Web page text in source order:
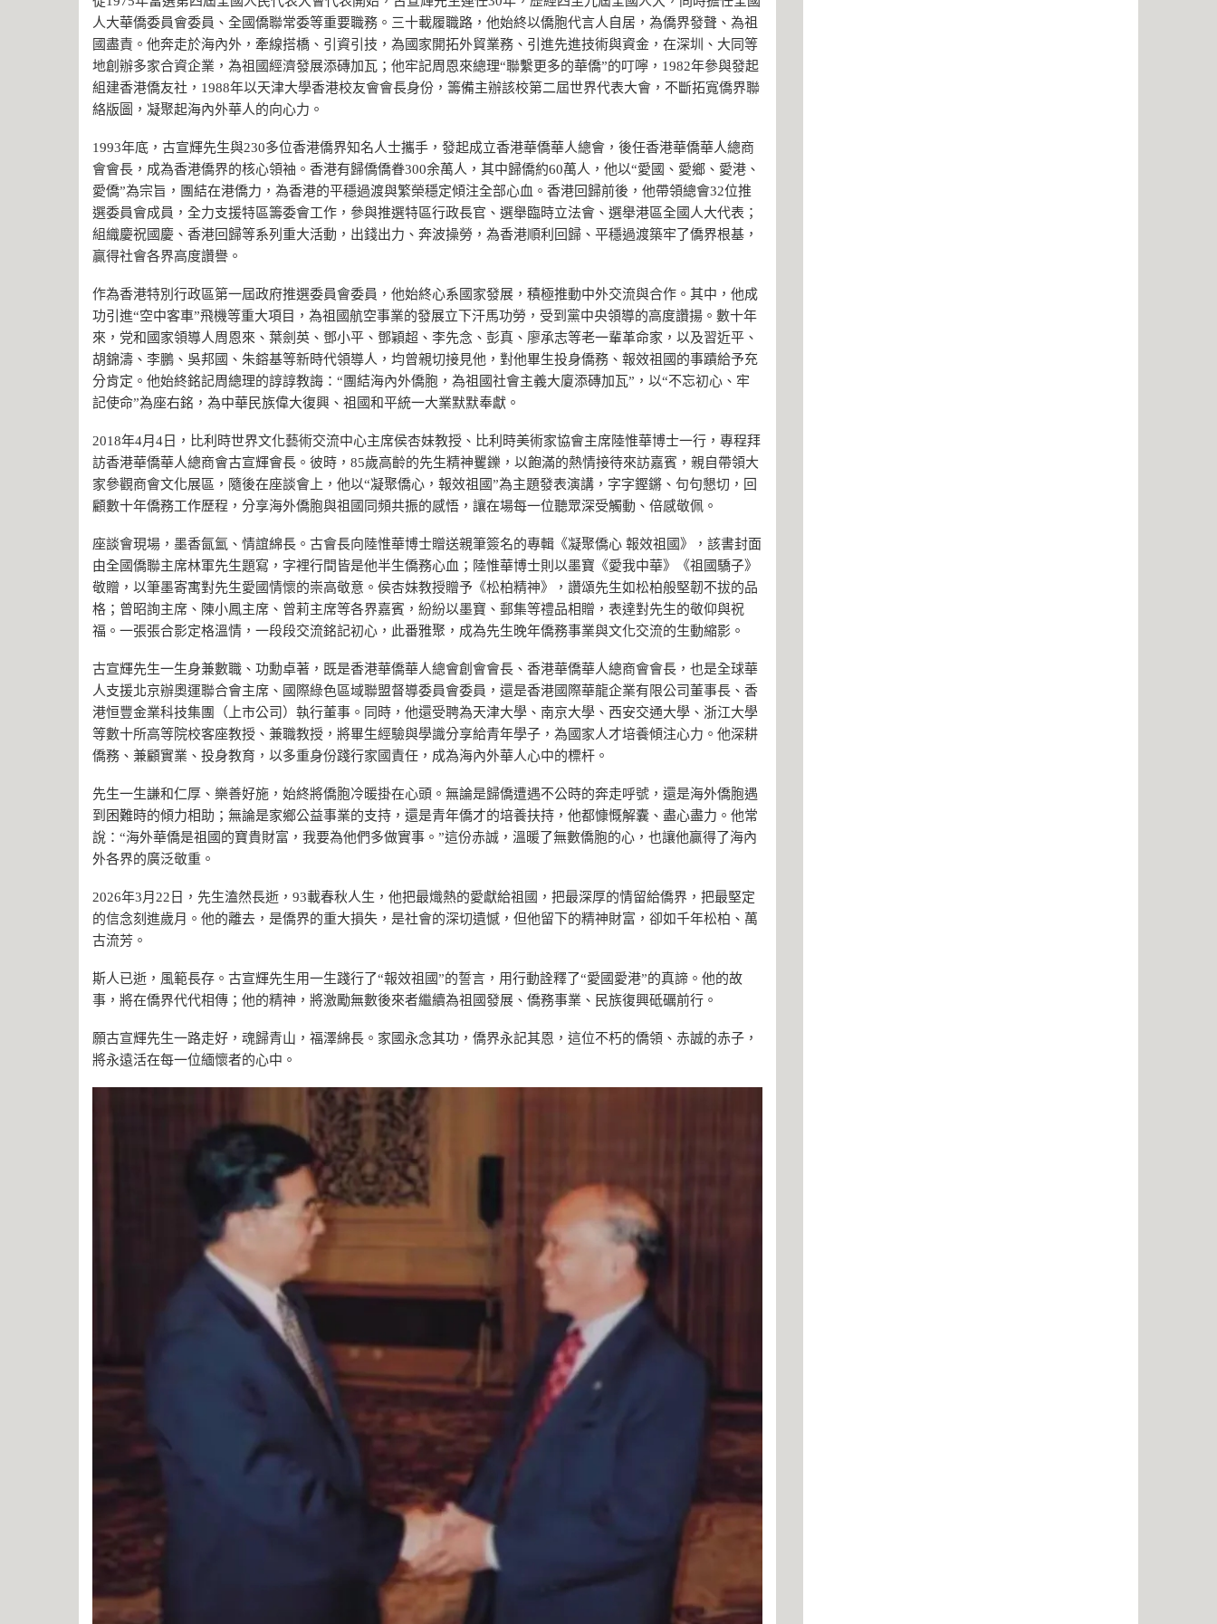
人大華僑委員會委員、全國僑聯常委等重要職務。三十載履職路，他始終以僑胞代言人自居，為僑界發聲、為祖
國盡責。他奔走於海內外，牽線搭橋、引資引技，為國家開拓外貿業務、引進先進技術與資金，在深圳、大同等
地創辦多家合資企業，為祖國經濟發展添磚加瓦；他牢記周恩來總理“聯繫更多的華僑”的叮嚀，1982年參與發起
組建香港僑友社，1988年以天津大學香港校友會會長身份，籌備主辦該校第二屆世界代表大會，不斷拓寬僑界聯
絡版圖，凝聚起海內外華人的向心力。
1993年底，古宣輝先生與230多位香港僑界知名人士攜手，發起成立香港華僑華人總會，後任香港華僑華人總商
會會長，成為香港僑界的核心領袖。香港有歸僑僑眷300余萬人，其中歸僑約60萬人，他以“愛國、愛鄉、愛港、
愛僑”為宗旨，團結在港僑力，為香港的平穩過渡與繁榮穩定傾注全部心血。香港回歸前後，他帶領總會32位推
選委員會成員，全力支援特區籌委會工作，參與推選特區行政長官、選舉臨時立法會、選舉港區全國人大代表；
組織慶祝國慶、香港回歸等系列重大活動，出錢出力、奔波操勞，為香港順利回歸、平穩過渡築牢了僑界根基，
贏得社會各界高度讚譽。
作為香港特別行政區第一屆政府推選委員會委員，他始終心系國家發展，積極推動中外交流與合作。其中，他成
功引進“空中客車”飛機等重大項目，為祖國航空事業的發展立下汗馬功勞，受到黨中央領導的高度讚揚。數十年
來，党和國家領導人周恩來、葉劍英、鄧小平、鄧穎超、李先念、彭真、廖承志等老一輩革命家，以及習近平、
胡錦濤、李鵬、吳邦國、朱鎔基等新時代領導人，均曾親切接見他，對他畢生投身僑務、報效祖國的事蹟給予充
分肯定。他始終銘記周總理的諄諄教誨：“團結海內外僑胞，為祖國社會主義大廈添磚加瓦”，以“不忘初心、牢
記使命”為座右銘，為中華民族偉大復興、祖國和平統一大業默默奉獻。
2018年4月4日，比利時世界文化藝術交流中心主席侯杏妹教授、比利時美術家協會主席陸惟華博士一行，專程拜
訪香港華僑華人總商會古宣輝會長。彼時，85歲高齡的先生精神矍鑠，以飽滿的熱情接待來訪嘉賓，親自帶領大
家參觀商會文化展區，隨後在座談會上，他以“凝聚僑心，報效祖國”為主題發表演講，字字鏗鏘、句句懇切，回
顧數十年僑務工作歷程，分享海外僑胞與祖國同頻共振的感悟，讓在場每一位聽眾深受觸動、倍感敬佩。
座談會現場，墨香氤氳、情誼綿長。古會長向陸惟華博士贈送親筆簽名的專輯《凝聚僑心 報效祖國》，該書封面
由全國僑聯主席林軍先生題寫，字裡行間皆是他半生僑務心血；陸惟華博士則以墨寶《愛我中華》《祖國驕子》
敬贈，以筆墨寄寓對先生愛國情懷的崇高敬意。侯杏妹教授贈予《松柏精神》，讚頌先生如松柏般堅韌不拔的品
格；曾昭詢主席、陳小鳳主席、曾莉主席等各界嘉賓，紛紛以墨寶、郵集等禮品相贈，表達對先生的敬仰與祝
福。一張張合影定格溫情，一段段交流銘記初心，此番雅聚，成為先生晚年僑務事業與文化交流的生動縮影。
古宣輝先生一生身兼數職、功勳卓著，既是香港華僑華人總會創會會長、香港華僑華人總商會會長，也是全球華
人支援北京辦奧運聯合會主席、國際綠色區域聯盟督導委員會委員，還是香港國際華龍企業有限公司董事長、香
港恒豐金業科技集團（上市公司）執行董事。同時，他還受聘為天津大學、南京大學、西安交通大學、浙江大學
等數十所高等院校客座教授、兼職教授，將畢生經驗與學識分享給青年學子，為國家人才培養傾注心力。他深耕
僑務、兼顧實業、投身教育，以多重身份踐行家國責任，成為海內外華人心中的標杆。
先生一生謙和仁厚、樂善好施，始終將僑胞冷暖掛在心頭。無論是歸僑遭遇不公時的奔走呼號，還是海外僑胞遇
到困難時的傾力相助；無論是家鄉公益事業的支持，還是青年僑才的培養扶持，他都慷慨解囊、盡心盡力。他常
說：“海外華僑是祖國的寶貴財富，我要為他們多做實事。”這份赤誠，溫暖了無數僑胞的心，也讓他贏得了海內
外各界的廣泛敬重。
2026年3月22日，先生溘然長逝，93載春秋人生，他把最熾熱的愛獻給祖國，把最深厚的情留給僑界，把最堅定
的信念刻進歲月。他的離去，是僑界的重大損失，是社會的深切遺憾，但他留下的精神財富，卻如千年松柏、萬
古流芳。
斯人已逝，風範長存。古宣輝先生用一生踐行了“報效祖國”的誓言，用行動詮釋了“愛國愛港”的真諦。他的故
事，將在僑界代代相傳；他的精神，將激勵無數後來者繼續為祖國發展、僑務事業、民族復興砥礪前行。
願古宣輝先生一路走好，魂歸青山，福澤綿長。家國永念其功，僑界永記其恩，這位不朽的僑領、赤誠的赤子，
將永遠活在每一位緬懷者的心中。